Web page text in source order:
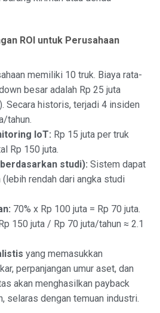
ROI untuk Perusahaan
memiliki 10 truk. Biaya rata-
besar adalah Rp 25 juta
Secara historis, terjadi 4 insiden
tahun.
IoT: Rp 15 juta per truk
Rp 150 juta.
studi): Sistem dapat
rendah dari angka studi
70% x Rp 100 juta = Rp 70 juta.
150 juta / Rp 70 juta/tahun ≈ 2.1
yang memasukkan
perpanjangan umur aset, dan
akan menghasilkan payback
selaras dengan temuan industri.